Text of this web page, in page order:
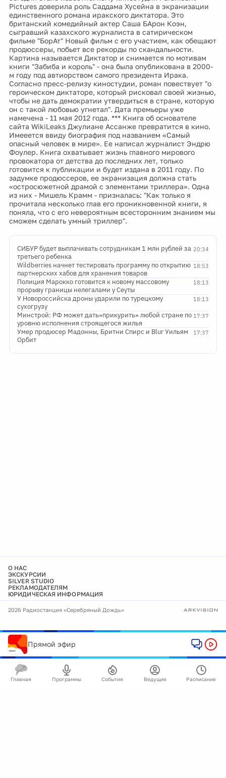
Pictures доверила роль Саддама Хусейна в экранизации
единственного романа иракского диктатора. Это
британский комедийный актер Саша БАрон Коэн,
сыгравший казахского журналиста в сатирическом
фильме "БорАт" Новый фильм с его участием, как обещают
продюссеры, побьет все рекорды по скандальности.
Картина называется Диктатор и снимается по мотивам
книги "Забиба и король" - она была опубликована в 2000-
м году под автиорством самого президента Ирака.
Согласно пресс-релизу киностудии, роман повествует "о
героическом диктаторе, который рисковал своей жизнью,
чтобы не дать демократии утвердиться в стране, которую
он с такой любовью угнетал". Дата премьеры уже
намечена - 11 мая 2012 года. *** Книга об основателе
сайта WikiLeaks Джулиане Ассанже превратится в кино.
Имееется ввиду биография под названием «Самый
опасный человек в мире». Ее написал журналист Эндрю
Фоулер. Книга охватывает жизнь главного мирового
провокатора от детства до последних лет, только
готовится к публикации и будет издана в 2011 году. По
задумке продюссеров, ее экранизация должна стать
«остросюжетной драмой с элементами триллера». Одна
из них - Мишель Крамм - призналась: "Как только я
прочитала несколько глав его проникновенной книги, я
поняла, что с его невероятным всесторонним знанием мы
сможем сделать умный триллер".
20:34
СИБУР будет выплачивать сотрудникам 1 млн рублей за
третьего ребенка
18:53
Wildberries начнет тестировать программу по открытию
партнерских хабов для хранения товаров
18:13
Полиция Марокко готовится к новому массовому
прорыву границы нелегалами у Сеуты
18:13
У Новороссийска дроны ударили по турецкому
сухогрузу
17:37
Минстрой: РФ может дать»прикурить» любой стране по
уровню исполнения строящегося жилья
17:37
Умер продюсер Мадонны, Бритни Спирс и Blur Уильям
Орбит
О НАС
ЭКСКУРСИИ
SILVER STUDIO
РЕКЛАМОДАТЕЛЯМ
ЮРИДИЧЕСКАЯ ИНФОРМАЦИЯ
2026 Радиостанция «Серебряный Дождь»
Прямой эфир
Главная Программы События Ведущие Расписание